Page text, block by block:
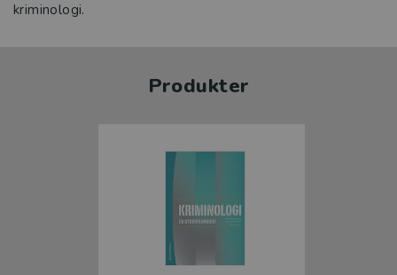
kriminologi.
Produkter